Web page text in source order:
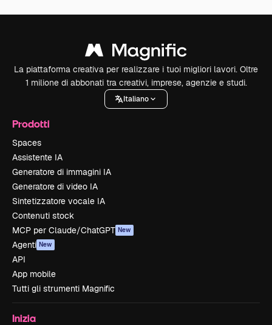
La piattaforma creativa per realizzare i tuoi migliori lavori. Oltre
1 milione di abbonati tra creativi, imprese, agenzie e studi.
Italiano
Prodotti
Spaces
Assistente IA
Generatore di immagini IA
Generatore di video IA
Sintetizzatore vocale IA
Contenuti stock
MCP per Claude/ChatGPT New
Agenti New
API
App mobile
Tutti gli strumenti Magnific
Inizia